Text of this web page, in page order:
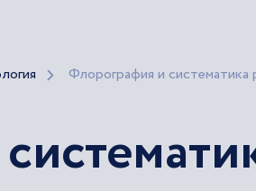
Флорография и систематика